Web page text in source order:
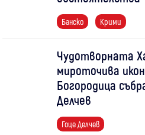
Банско Крими
Чудотворната
мироточива
Богородица
Делчев
Гоце Делчев